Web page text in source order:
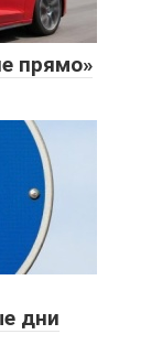
прямо»
дни